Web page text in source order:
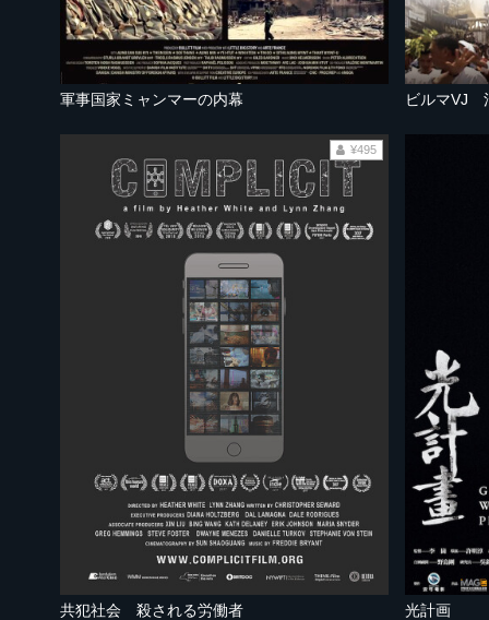
軍事国家ミャンマーの内幕 ビルマVJ
共犯社会 殺される労働者
¥495
光計画